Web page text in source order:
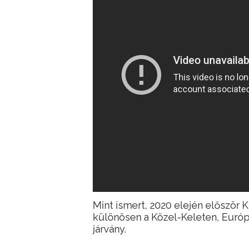
Mint ismert, 2020 elején először
különösen a Közel-Keleten,
járvány.